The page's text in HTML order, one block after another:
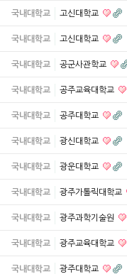
국내대학교 고신대학교
국내대학교 고신대학교
국내대학교 공군사관학교
국내대학교 공주교육대학교
국내대학교 공주대학교
국내대학교 광신대학교
국내대학교 광운대학교
국내대학교 광주가톨릭대학교
국내대학교 광주과학기술원
국내대학교 광주교육대학교
국내대학교 광주대학교